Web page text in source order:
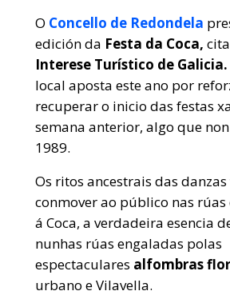
O Concello de Redondela
edición da Festa da Coca,
Interese Turístico de Galicia.
local aposta este ano por
recuperar o inicio das festas
semana anterior, algo que
1989.
Os ritos ancestrais das
conmover ao público nas rúas
á Coca, a verdadeira esencia
nunhas rúas engaladas polas
espectaculares alfombras
urbano e Vilavella.